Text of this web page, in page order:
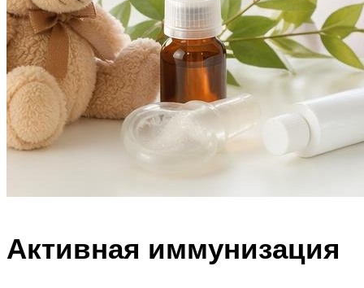
Активная иммунизация